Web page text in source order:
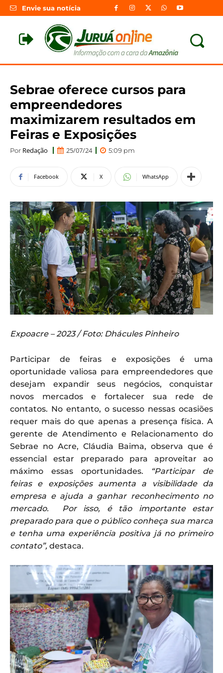
Envie sua notícia
Sebrae oferece cursos para
empreendedores
maximizarem resultados em
Feiras e Exposições
Por Redação 25/07/24 5:09 pm
Facebook X WhatsApp
Expoacre – 2023 / Foto: Dhácules Pinheiro
Participar de feiras e exposições é uma
oportunidade valiosa para empreendedores que
desejam expandir seus negócios, conquistar
novos mercados e fortalecer sua rede de
contatos. No entanto, o sucesso nessas ocasiões
requer mais do que apenas a presença física. A
gerente de Atendimento e Relacionamento do
Sebrae no Acre, Cláudia Baima, observa que é
essencial estar preparado para aproveitar ao
máximo essas oportunidades. “Participar de
feiras e exposições aumenta a visibilidade da
empresa e ajuda a ganhar reconhecimento no
mercado. Por isso, é tão importante estar
preparado para que o público conheça sua marca
e tenha uma experiência positiva já no primeiro
contato”, destaca.